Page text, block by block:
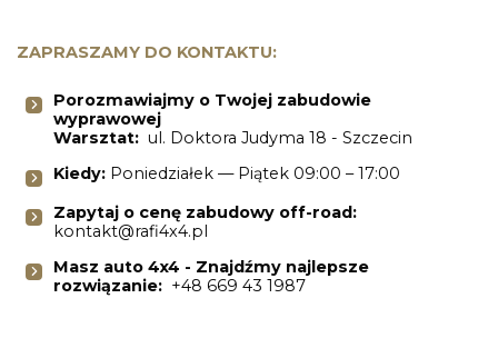
ZAPRASZAMY DO KONTAKTU:
Porozmawiajmy o Twojej zabudowie
wyprawowej
Warsztat: ul. Doktora Judyma 18 - Szczecin
Kiedy: Poniedziałek — Piątek 09:00 – 17:00
Zapytaj o cenę zabudowy off-road:
kontakt@rafi4x4.pl
Masz auto 4x4 - Znajdźmy najlepsze
rozwiązanie: +48 669 43 1987